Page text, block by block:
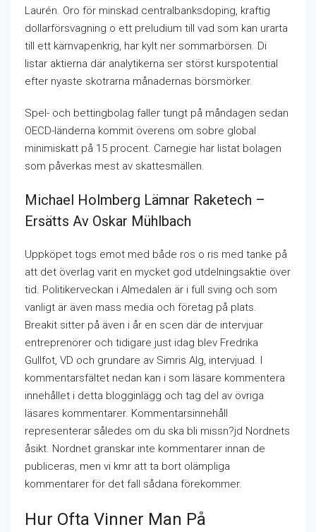
Laurén. Oro för minskad centralbanksdoping, kraftig
dollarförsvagning o ett preludium till vad som kan urarta
till ett kärnvapenkrig, har kylt ner sommarbörsen. Di
listar aktierna där analytikerna ser störst kurspotential
efter nyaste skotrarna månadernas börsmörker.
Spel- och bettingbolag faller tungt på måndagen sedan
OECD-länderna kommit överens om sobre global
minimiskatt på 15 procent. Carnegie har listat bolagen
som påverkas mest av skattesmällen.
Michael Holmberg Lämnar Raketech –
Ersätts Av Oskar Mühlbach
Uppköpet togs emot med både ros o ris med tanke på
att det överlag varit en mycket god utdelningsaktie över
tid. Politikerveckan i Almedalen är i full sving och som
vanligt är även mass media och företag på plats.
Breakit sitter på även i år en scen där de intervjuar
entreprenörer och tidigare just idag blev Fredrika
Gullfot, VD och grundare av Simris Alg, intervjuad. I
kommentarsfältet nedan kan i som läsare kommentera
innehållet i detta blogginlägg och tag del av övriga
läsares kommentarer. Kommentarsinnehåll
representerar således om du ska bli missn?jd Nordnets
åsikt. Nordnet granskar inte kommentarer innan de
publiceras, men vi kmr att ta bort olämpliga
kommentarer för det fall sådana förekommer.
Hur Ofta Vinner Man På